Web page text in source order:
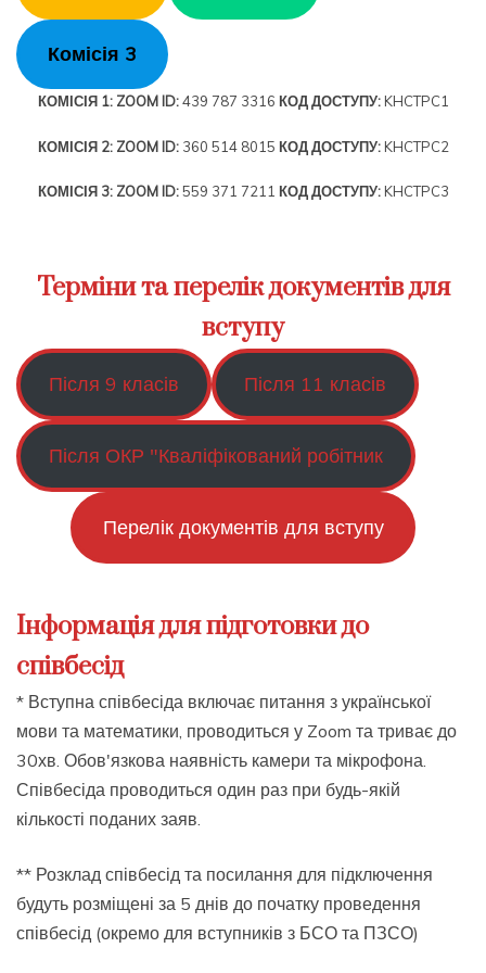
Комісія 3
КОМІСІЯ 1: ZOOM ID:439 787 3316 КОД ДОСТУПУ:KHCTPC1
КОМІСІЯ 2: ZOOM ID:360 514 8015 КОД ДОСТУПУ:KHCTPC2
КОМІСІЯ 3: ZOOM ID:559 371 7211 КОД ДОСТУПУ:KHCTPC3
Терміни та перелік документів для
вступу
Після 9 класів Після 11 класів
Після ОКР "Кваліфікований робітник
Перелік документів для вступу
Інформація для підготовки до
співбесід
* Вступна співбесіда включає питання з української
мови та математики, проводиться у Zoom та триває до
30хв. Обов'язкова наявність камери та мікрофона.
Співбесіда проводиться один раз при будь-якій
кількості поданих заяв.
** Розклад співбесід та посилання для підключення
будуть розміщені за 5 днів до початку проведення
співбесід (окремо для вступників з БСО та ПЗСО)